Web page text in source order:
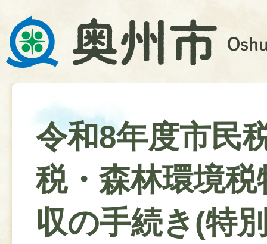
令和8年度市民
税・森林環境税
収の手続き(特